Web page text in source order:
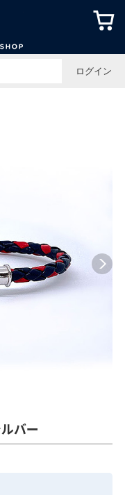
侍ジャパ
ログイン
バー